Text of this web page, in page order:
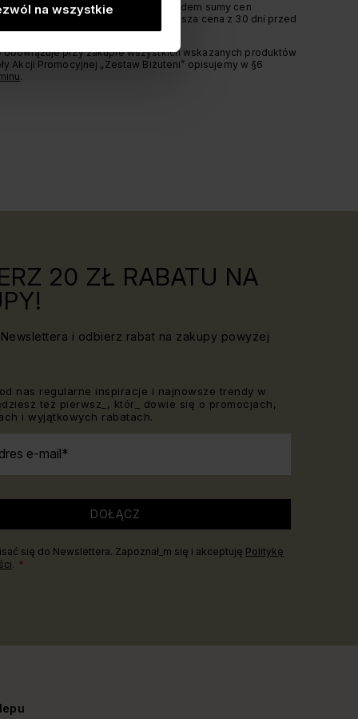
na wszystkie
zestawu obliczana jest względem sumy cen
kupowanych oddzielnie. Najniższa cena z 30 dni przed
cenie w zestawie.
obowiązuje przy zakupie wszystkich wskazanych produktów
Akcji Promocyjnej „Zestaw Biżuterii” opisujemy w §6
.
20 ZŁ RABATU NA
Newslettera i odbierz rabat na zakupy powyżej
nas regularne inspiracje i najnowsze trendy w
też pierwsz_, któr_ dowie się o promocjach,
i wyjątkowych rabatach.
e-mail
DOŁĄCZ
się do Newslettera. Zapoznał_m się i akceptuję Politykę
.